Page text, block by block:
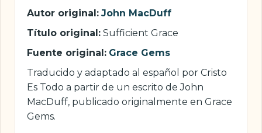
Autor original: John MacDuff
Título original: Sufficient Grace
Fuente original: Grace Gems
Traducido y adaptado al español por Cristo
Es Todo a partir de un escrito de John
MacDuff, publicado originalmente en Grace
Gems.